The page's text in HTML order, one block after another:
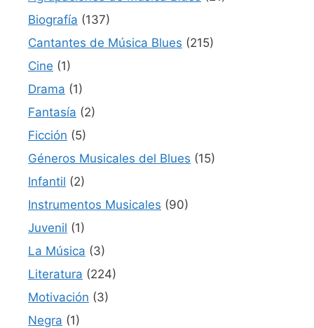
Biografía (137)
Cantantes de Música Blues (215)
Cine (1)
Drama (1)
Fantasía (2)
Ficción (5)
Géneros Musicales del Blues (15)
Infantil (2)
Instrumentos Musicales (90)
Juvenil (1)
La Música (3)
Literatura (224)
Motivación (3)
Negra (1)